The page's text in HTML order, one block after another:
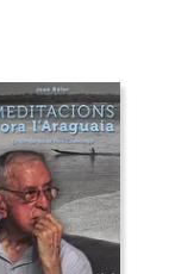
15%
dcto.